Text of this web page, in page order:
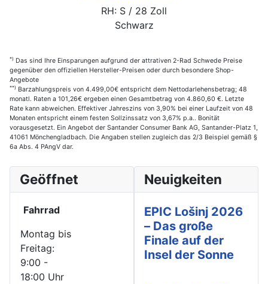
RH: S / 28 Zoll
Schwarz
*) Das sind Ihre Einsparungen aufgrund der attrativen 2-Rad Schwede Preise
gegenüber den offiziellen Hersteller-Preisen oder durch besondere Shop-
Angebote
**) Barzahlungspreis von 4.499,00€ entspricht dem Nettodarlehensbetrag; 48
monatl. Raten a 101,26€ ergeben einen Gesamtbetrag von 4.860,60 €. Letzte
Rate kann abweichen. Effektiver Jahreszins von 3,90% bei einer Laufzeit von 48
Monaten entspricht einem festen Sollzinssatz von 3,67% p.a.. Bonität
vorausgesetzt. Ein Angebot der Santander Consumer Bank AG, Santander-Platz 1,
41061 Mönchengladbach. Die Angaben stellen zugleich das 2/3 Beispiel gemäß §
6a Abs. 4 PAngV dar.
Geöffnet
Fahrrad
Montag bis
Freitag:
9:00 -
18:00 Uhr
Neuigkeiten
EPIC Lošinj 2026
– Das große
Finale auf der
Insel der Sonne